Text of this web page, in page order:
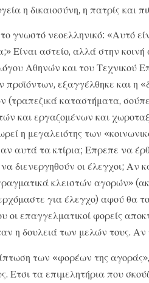
η δικαιοσύνη, η πατρίς και
το γνωστό νεοελληνικό: «Αυτό
Είναι αστείο, αλλά στην
Αθηνών και του Τεχνικού
εξαγγέλθηκε και η
(τραπεζικά καταστήματα,
και εργαζομένων και
η μεγαλειότης των
αυτά τα κτίρια; Επρεπε να
διενεργηθούν οι έλεγχοι; Αν
κλειστών αγορών»
για έλεγχο) αφού θα
οι επαγγελματικοί φορείς
η δουλειά των μελών τους.
των «φορέων της αγοράς»,
Ετσι τα επιμελητήρια που